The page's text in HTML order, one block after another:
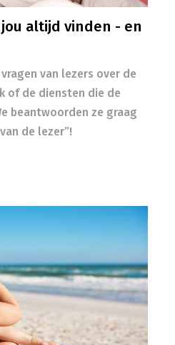
altijd vinden - en
van lezers over de
of de diensten die de
beantwoorden ze graag
de lezer”!